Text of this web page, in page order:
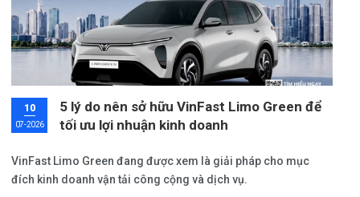
10
07-2026
5 lý do nên sở hữu VinFast Limo Green để
tối ưu lợi nhuận kinh doanh
VinFast Limo Green đang được xem là giải pháp cho mục
đích kinh doanh vận tải công cộng và dịch vụ.